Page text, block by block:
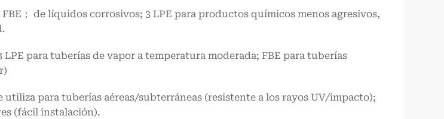
； de líquidos corrosivos; 3 LPE para productos químicos menos agresivos,
LPE para tuberías de vapor a temperatura moderada; FBE para tuberías
utiliza para tuberías aéreas/subterráneas (resistente a los rayos UV/impacto);
(fácil instalación).